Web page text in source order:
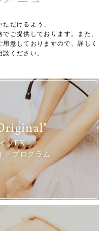
ただけるよう、
ご提供しております。また、
意しておりますので、詳しく
ください。
フEX・
ドプログラム